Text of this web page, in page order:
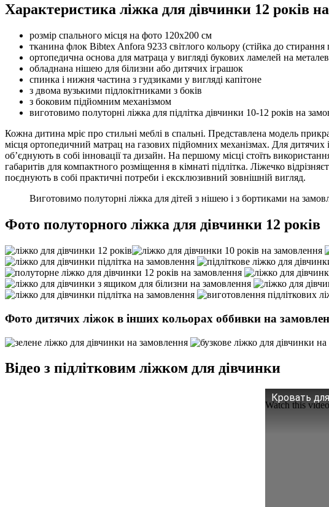
Характеристика ліжка для дівчинки 12 років
розмір спального місця на фото 120х200 см
тканина флок Bibtex Anfora 9233 світлого кольору (стійка до
ортопедична основа для матраца у вигляді букових ламелей на
обладнана нішею для білизни або дитячих іграшок
спинка і нижня частина з гудзиками у вигляді капітоне
з двома вузькими підлокітниками з боків
з боковим підйомним механізмом
виготовимо полуторні ліжка для підлітка дівчинки 10-12 років на
Кожна дитина мріє про стильні меблі в спальні. Представлена модель
місця ортопедичний матрац на газових підйомних механізмах. Для
об’єднують в собі інновації та дизайн. На першому місці стоїть
габаритів для компактного розміщення в кімнаті підлітка. Ліжечко
поєднують в собі практичні потреби і ексклюзивний зовнішній вигляд.
Виготовимо полуторні ліжка для дітей з нішею і з бортиками на
Фото полуторного ліжка для дівчинки 12 років
Фото дитячих ліжок в інших кольорах оббивки на
Відео з підлітковим ліжком для дівчинки
Кровать
Watch this